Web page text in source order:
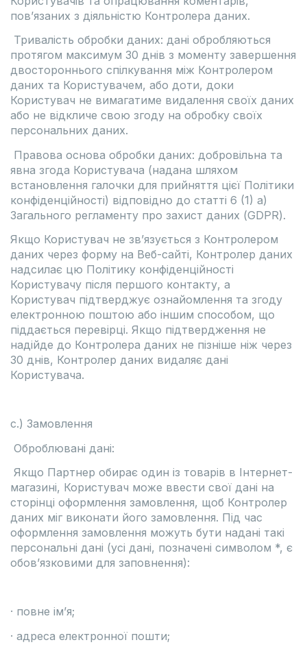
пов’язаних з діяльністю Контролера даних.
Тривалість обробки даних: дані обробляються
протягом максимум 30 днів з моменту завершення
двостороннього спілкування між Контролером
даних та Користувачем, або доти, доки
Користувач не вимагатиме видалення своїх даних
або не відкличе свою згоду на обробку своїх
персональних даних.
Правова основа обробки даних: добровільна та
явна згода Користувача (надана шляхом
встановлення галочки для прийняття цієї Політики
конфіденційності) відповідно до статті 6 (1) a)
Загального регламенту про захист даних (GDPR).
Якщо Користувач не зв’язується з Контролером
даних через форму на Веб-сайті, Контролер даних
надсилає цю Політику конфіденційності
Користувачу після першого контакту, а
Користувач підтверджує ознайомлення та згоду
електронною поштою або іншим способом, що
піддається перевірці. Якщо підтвердження не
надійде до Контролера даних не пізніше ніж через
30 днів, Контролер даних видаляє дані
Користувача.
c.) Замовлення
Оброблювані дані:
Якщо Партнер обирає один із товарів в Інтернет-
магазині, Користувач може ввести свої дані на
сторінці оформлення замовлення, щоб Контролер
даних міг виконати його замовлення. Під час
оформлення замовлення можуть бути надані такі
персональні дані (усі дані, позначені символом *, є
обов’язковими для заповнення):
· повне ім’я;
· адреса електронної пошти;